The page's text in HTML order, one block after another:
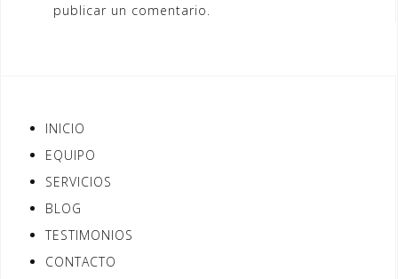
publicar un comentario.
INICIO
EQUIPO
SERVICIOS
BLOG
TESTIMONIOS
CONTACTO